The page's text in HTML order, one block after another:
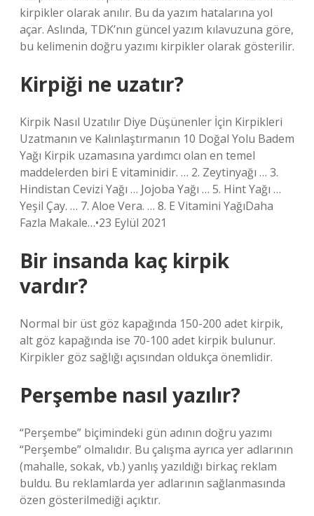
kirpikler olarak anılır. Bu da yazım hatalarına yol
açar. Aslında, TDK’nın güncel yazım kılavuzuna göre,
bu kelimenin doğru yazımı kirpikler olarak gösterilir.
Kirpiği ne uzatır?
Kirpik Nasıl Uzatılır Diye Düşünenler İçin Kirpikleri
Uzatmanın ve Kalınlaştırmanın 10 Doğal Yolu Badem
Yağı Kirpik uzamasına yardımcı olan en temel
maddelerden biri E vitaminidir. … 2. Zeytinyağı … 3.
Hindistan Cevizi Yağı … Jojoba Yağı … 5. Hint Yağı …
Yeşil Çay. … 7. Aloe Vera. … 8. E Vitamini YağıDaha
Fazla Makale…•23 Eylül 2021
Bir insanda kaç kirpik
vardır?
Normal bir üst göz kapağında 150-200 adet kirpik,
alt göz kapağında ise 70-100 adet kirpik bulunur.
Kirpikler göz sağlığı açısından oldukça önemlidir.
Perşembe nasıl yazılır?
“Perşembe” biçimindeki gün adının doğru yazımı
“Perşembe” olmalıdır. Bu çalışma ayrıca yer adlarının
(mahalle, sokak, vb.) yanlış yazıldığı birkaç reklam
buldu. Bu reklamlarda yer adlarının sağlanmasında
özen gösterilmediği açıktır.